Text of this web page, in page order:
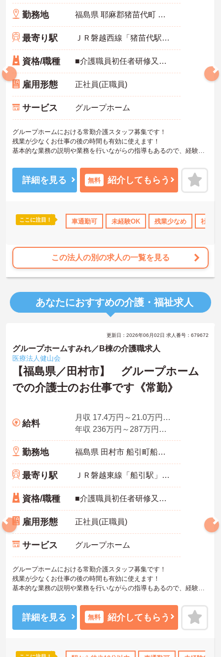
残業少なめ 社会保険完備 交通費支給 退職金制度あり
勤務地 福島県 耶麻郡猪苗代町 梨木西44-1
最寄り駅 ＪＲ磐越西線「猪苗代駅」バス・車7分
資格/職種 ■介護職員初任者研修又はホームヘルパー2級以上の資格があれば尚可 ※未経験相談可能 ■普通自動車運転免許（AT限定可／必須）
雇用形態 正社員(正職員)
サービス グループホーム
グループホームにおける常勤介護スタッフ募集です！
残業が少なくお仕事の後の時間も有効に使えます！
基本的な業務の説明や業務を行いながらの指導もあるので、経験の
ご興味ある方には、面接対策ポイントなど、さらに詳細をお話しい
たしますのでお気軽にご相談ください。
詳細を見る 無料 紹介してもらう
ここに注目！ 車通勤可 未経験OK 残業少なめ 社会
この法人の別の求人の一覧を見る
あなたにおすすめの介護・福祉求人
更新日：2026年06月02日 求人番号：679672
グループホームすみれ／B棟の介護職求人
医療法人健山会
【福島県／田村市】 グループホーム
での介護士のお仕事です《常勤》
給料
月収 17.4万円～21.0万円程度（夜勤5回分手当、処遇改善手当込）
年収 236万円～287万円程度（賞与2.0ヵ月の場合）
勤務地 福島県 田村市 船引町船引字砂子田1-1
最寄り駅 ＪＲ磐越東線「船引駅」徒歩5分
資格/職種 ■介護職員初任者研修又はホームヘルパー2級以上の資格があれば尚可 ※未経験相談可能 ■普通自動車運転免許（AT限定可／必須）
雇用形態 正社員(正職員)
サービス グループホーム
グループホームにおける常勤介護スタッフ募集です！
残業が少なくお仕事の後の時間も有効に使えます！
基本的な業務の説明や業務を行いながらの指導もあるので、経験の
ご興味ある方には、面接対策ポイントなど、さらに詳細をお話しい
たしますのでお気軽にご相談ください。
詳細を見る 無料 紹介してもらう